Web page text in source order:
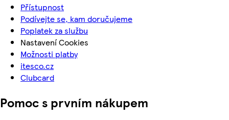
Přístupnost
Podívejte se, kam doručujeme
Poplatek za službu
Nastavení Cookies
Možnosti platby
itesco.cz
Clubcard
Pomoc s prvním nákupem